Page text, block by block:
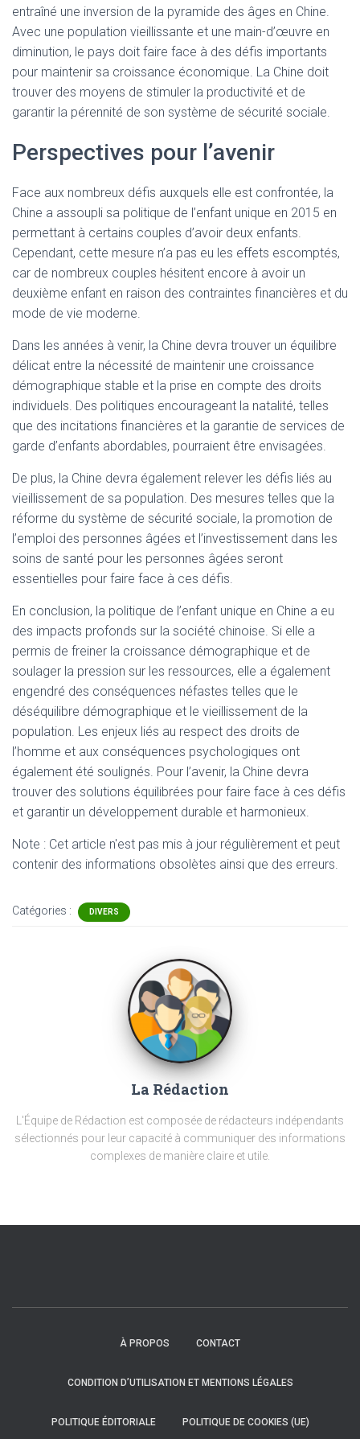
entraîné une inversion de la pyramide des âges en Chine.
Avec une population vieillissante et une main-d’œuvre en
diminution, le pays doit faire face à des défis importants
pour maintenir sa croissance économique. La Chine doit
trouver des moyens de stimuler la productivité et de
garantir la pérennité de son système de sécurité sociale.
Perspectives pour l’avenir
Face aux nombreux défis auxquels elle est confrontée, la
Chine a assoupli sa politique de l’enfant unique en 2015 en
permettant à certains couples d’avoir deux enfants.
Cependant, cette mesure n’a pas eu les effets escomptés,
car de nombreux couples hésitent encore à avoir un
deuxième enfant en raison des contraintes financières et du
mode de vie moderne.
Dans les années à venir, la Chine devra trouver un équilibre
délicat entre la nécessité de maintenir une croissance
démographique stable et la prise en compte des droits
individuels. Des politiques encourageant la natalité, telles
que des incitations financières et la garantie de services de
garde d’enfants abordables, pourraient être envisagées.
De plus, la Chine devra également relever les défis liés au
vieillissement de sa population. Des mesures telles que la
réforme du système de sécurité sociale, la promotion de
l’emploi des personnes âgées et l’investissement dans les
soins de santé pour les personnes âgées seront
essentielles pour faire face à ces défis.
En conclusion, la politique de l’enfant unique en Chine a eu
des impacts profonds sur la société chinoise. Si elle a
permis de freiner la croissance démographique et de
soulager la pression sur les ressources, elle a également
engendré des conséquences néfastes telles que le
déséquilibre démographique et le vieillissement de la
population. Les enjeux liés au respect des droits de
l’homme et aux conséquences psychologiques ont
également été soulignés. Pour l’avenir, la Chine devra
trouver des solutions équilibrées pour faire face à ces défis
et garantir un développement durable et harmonieux.
Note : Cet article n'est pas mis à jour régulièrement et peut
contenir des informations obsolètes ainsi que des erreurs.
Catégories : DIVERS
La Rédaction
L'Équipe de Rédaction est composée de rédacteurs indépendants
sélectionnés pour leur capacité à communiquer des informations
complexes de manière claire et utile.
À PROPOS CONTACT
CONDITION D’UTILISATION ET MENTIONS LÉGALES
POLITIQUE ÉDITORIALE POLITIQUE DE COOKIES (UE)